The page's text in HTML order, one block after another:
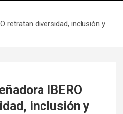
retratan diversidad, inclusión y
IBERO
inclusión y